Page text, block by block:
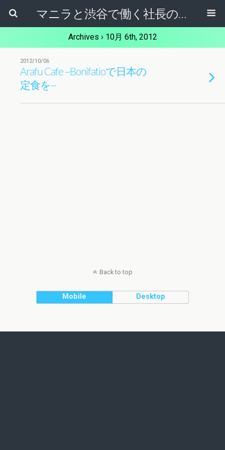
マニラと渋谷で働く社長のブログ
Archives › 10月 6th, 2012
2012/10/06
Arafu Cafe ~Bonifatioで日本の
定食を~
Back to top
Mobile Desktop